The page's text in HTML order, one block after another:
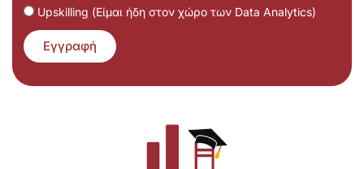
Upskilling (Είμαι ήδη στον χώρο των Data Analytics)
Εγγραφή